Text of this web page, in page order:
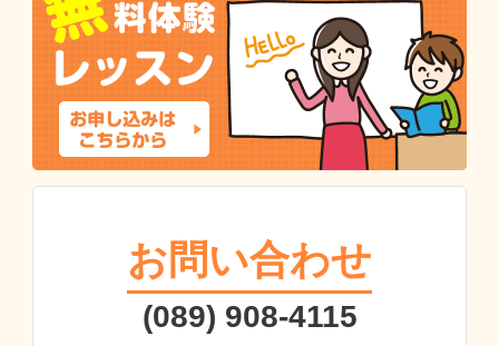
お問い合わせ
(089) 908-4115